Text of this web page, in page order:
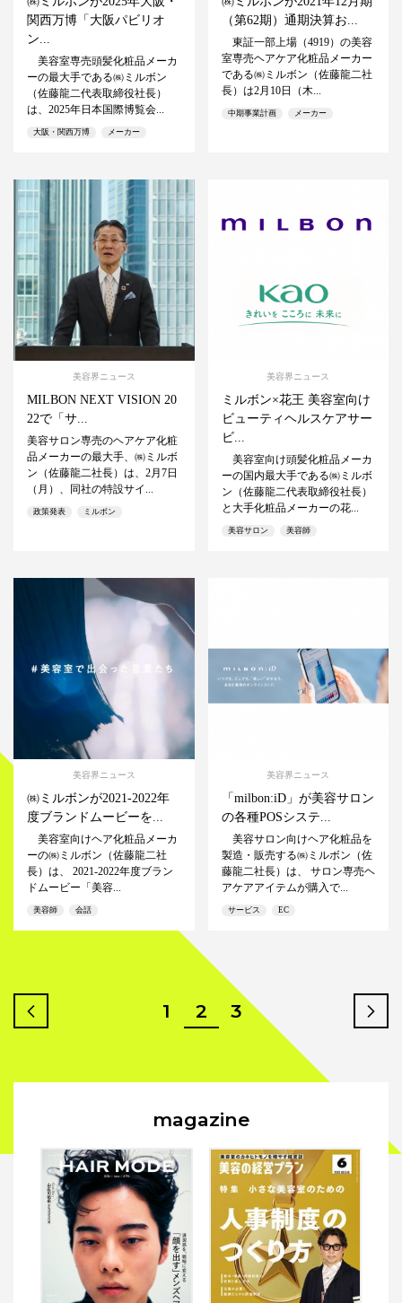
関西万博「大阪パビリオ
ン...
美容室専売頭髪化粧品メーカ
ーの最大手である㈱ミルボン
（佐藤龍二代表取締役社長）
は、2025年日本国際博覧会...
大阪・関西万博 メーカー
（第62期）通期決算お...
東証一部上場（4919）の美容
室専売ヘアケア化粧品メーカー
である㈱ミルボン（佐藤龍二社
長）は2月10日（木...
中期事業計画 メーカー
美容界ニュース
MILBON NEXT VISION 20
22で「サ...
美容サロン専売のヘアケア化粧
品メーカーの最大手、㈱ミルボ
ン（佐藤龍二社長）は、2月7日
（月）、同社の特設サイ...
政策発表 ミルボン
美容界ニュース
ミルボン×花王 美容室向け
ビューティヘルスケアサー
ビ...
美容室向け頭髪化粧品メーカ
ーの国内最大手である㈱ミルボ
ン（佐藤龍二代表取締役社長）
と大手化粧品メーカーの花...
美容サロン 美容師
美容界ニュース
㈱ミルボンが2021-2022年
度ブランドムービーを...
美容室向けヘア化粧品メーカ
ーの㈱ミルボン（佐藤龍二社
長）は、 2021-2022年度ブラン
ドムービー「美容...
美容師 会話
美容界ニュース
「milbon:iD」が美容サロン
の各種POSシステ...
美容サロン向けヘア化粧品を
製造・販売する㈱ミルボン（佐
藤龍二社長）は、 サロン専売ヘ
アケアアイテムが購入で...
サービス EC
1 2 3
magazine